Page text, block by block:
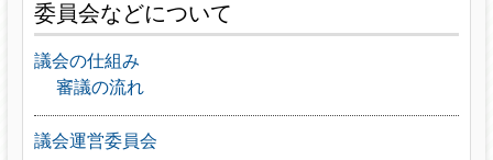
委員会などについて
議会の仕組み
審議の流れ
議会運営委員会